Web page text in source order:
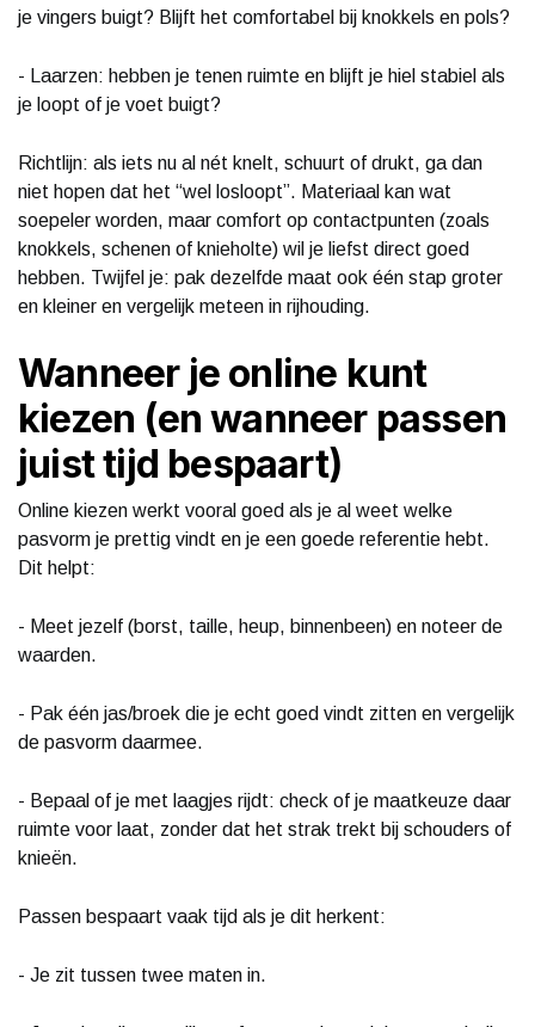
je vingers buigt? Blijft het comfortabel bij knokkels en pols?
- Laarzen: hebben je tenen ruimte en blijft je hiel stabiel als
je loopt of je voet buigt?
Richtlijn: als iets nu al nét knelt, schuurt of drukt, ga dan
niet hopen dat het “wel losloopt”. Materiaal kan wat
soepeler worden, maar comfort op contactpunten (zoals
knokkels, schenen of knieholte) wil je liefst direct goed
hebben. Twijfel je: pak dezelfde maat ook één stap groter
en kleiner en vergelijk meteen in rijhouding.
Wanneer je online kunt
kiezen (en wanneer passen
juist tijd bespaart)
Online kiezen werkt vooral goed als je al weet welke
pasvorm je prettig vindt en je een goede referentie hebt.
Dit helpt:
- Meet jezelf (borst, taille, heup, binnenbeen) en noteer de
waarden.
- Pak één jas/broek die je echt goed vindt zitten en vergelijk
de pasvorm daarmee.
- Bepaal of je met laagjes rijdt: check of je maatkeuze daar
ruimte voor laat, zonder dat het strak trekt bij schouders of
knieën.
Passen bespaart vaak tijd als je dit herkent:
- Je zit tussen twee maten in.